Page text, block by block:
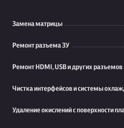
Замена матрицы
Ремонт разъема ЗУ
Ремонт HDMI, USB и других разъемов
Чистка интерфейсов и системы
Удаление окислений с поверхности